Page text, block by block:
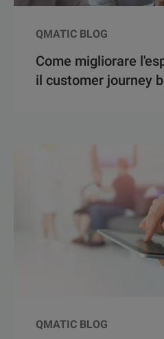
QMATIC BLOG
Come migliorare
il customer journey
QMATIC BLOG